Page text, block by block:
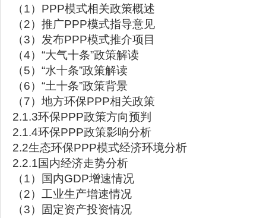
（1）PPP模式相关政策概述
（2）推广PPP模式指导意见
（3）发布PPP模式推介项目
（4）“大气十条”政策解读
（5）“水十条”政策解读
（6）“土十条”政策背景
（7）地方环保PPP相关政策
2.1.3环保PPP政策方向预判
2.1.4环保PPP政策影响分析
2.2生态环保PPP模式经济环境分析
2.2.1国内经济走势分析
（1）国内GDP增速情况
（2）工业生产增速情况
（3）固定资产投资情况